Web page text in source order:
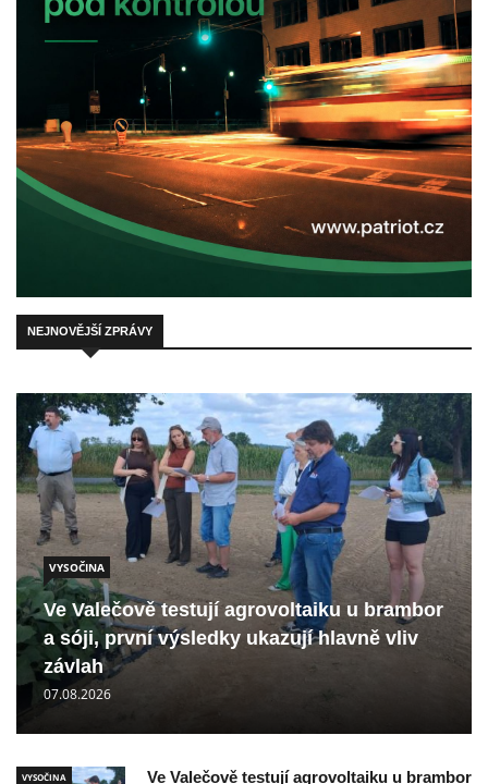
NEJNOVĚJŠÍ ZPRÁVY
VYSOČINA
Ve Valečově testují agrovoltaiku u brambor
a sóji, první výsledky ukazují hlavně vliv
závlah
07.08.2026
VYSOČINA Ve Valečově testují agrovoltaiku u brambor